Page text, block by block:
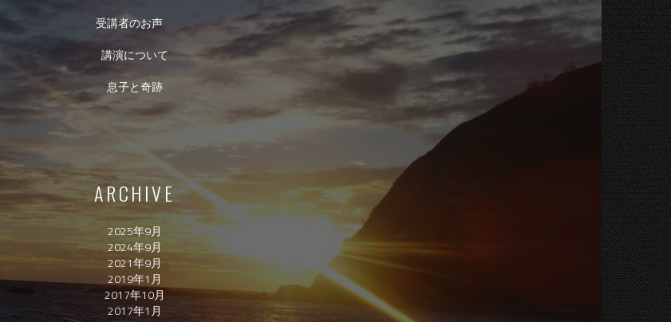
受講者のお声
講演について
息子と奇跡
ARCHIVE
2025年9月
2024年9月
2021年9月
2019年1月
2017年10月
2017年1月